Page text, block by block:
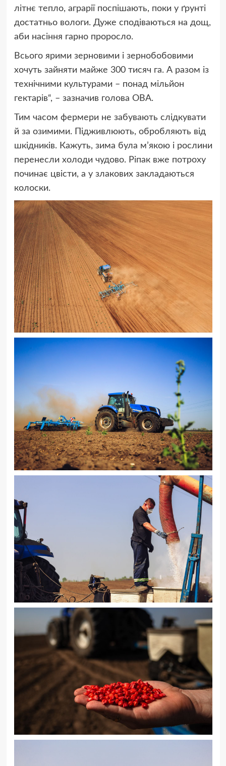
літнє тепло, аграрії поспішають, поки у ґрунті
достатньо вологи. Дуже сподіваються на дощ,
аби насіння гарно проросло.
Всього ярими зерновими і зернобобовими
хочуть зайняти майже 300 тисяч га. А разом із
технічними культурами – понад мільйон
гектарів“, – зазначив голова ОВА.
Тим часом фермери не забувають слідкувати
й за озимими. Підживлюють, обробляють від
шкідників. Кажуть, зима була м’якою і рослини
перенесли холоди чудово. Ріпак вже потроху
починає цвісти, а у злакових закладаються
колоски.